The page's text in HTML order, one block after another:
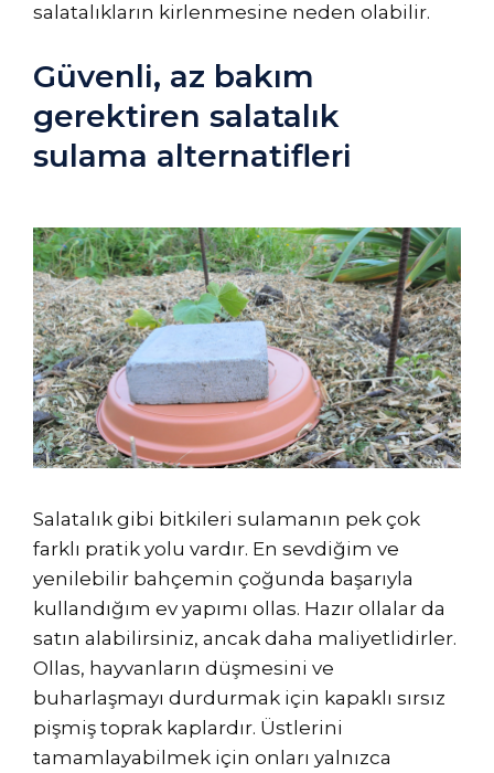
salatalıkların kirlenmesine neden olabilir.
Güvenli, az bakım
gerektiren salatalık
sulama alternatifleri
Salatalık gibi bitkileri sulamanın pek çok
farklı pratik yolu vardır. En sevdiğim ve
yenilebilir bahçemin çoğunda başarıyla
kullandığım ev yapımı ollas. Hazır ollalar da
satın alabilirsiniz, ancak daha maliyetlidirler.
Ollas, hayvanların düşmesini ve
buharlaşmayı durdurmak için kapaklı sırsız
pişmiş toprak kaplardır. Üstlerini
tamamlayabilmek için onları yalnızca